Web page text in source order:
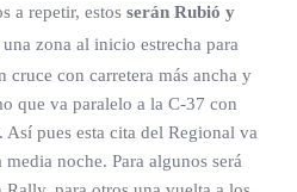
a repetir, estos serán Rubió y
zona al inicio estrecha para
cruce con carretera más ancha y
que va paralelo a la C-37 con
pues esta cita del Regional va
noche. Para algunos será